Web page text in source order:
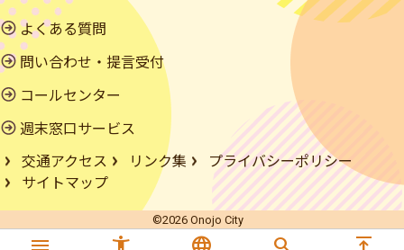
よくある質問
問い合わせ・提言受付
コールセンター
週末窓口サービス
交通アクセス
リンク集
プライバシーポリシー
サイトマップ
©2026 Onojo City